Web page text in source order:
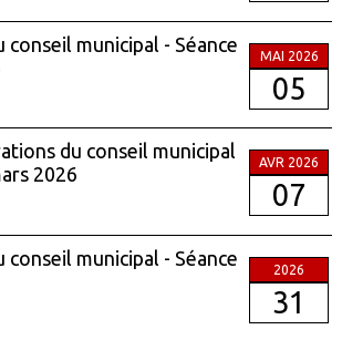
conseil municipal - Séance
MAI 2026
05
du conseil municipal
2026
AVR 2026
07
conseil municipal - Séance
2026
31